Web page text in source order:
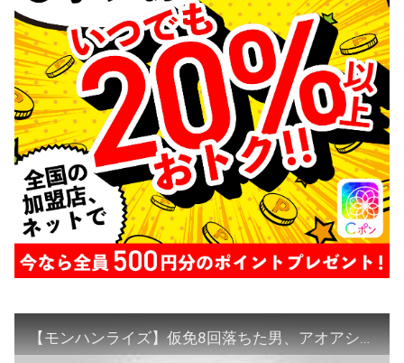
【モンハンライズ】仮免8回落ちた男、アオアシラに復讐する。